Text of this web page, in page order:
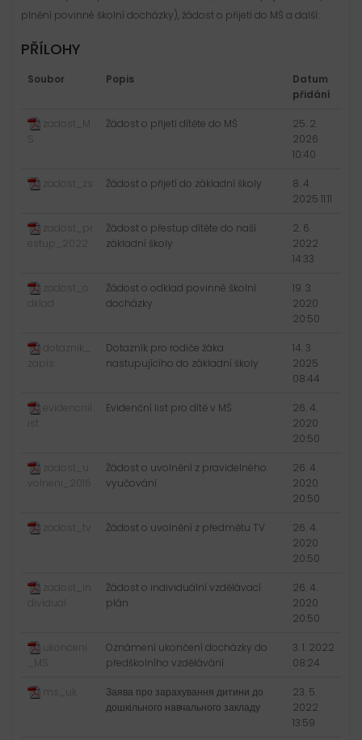
plnění povinné školní docházky), žádost o přijetí do MŠ a další:
PŘÍLOHY
Soubor Popis
Datum
přidání
zadost_M
Žádost o přijetí dítěte do MŠ
25. 2.
2026
10:40
zadost_zs Žádost o přijetí do základní školy
8. 4.
2025 11:11
zadost_pr
estup_2022
Žádost o přestup dítěte do naší
základní školy
2. 6.
2022
14:33
zadost_o
dklad
Žádost o odklad povinné školní
docházky
19. 3.
2020
20:50
dotaznik_
zapis
Dotazník pro rodiče žáka
nastupujícího do základní školy
14. 3.
2025
08:44
evidencnil
ist
Evidenční list pro dítě v MŠ
26. 4.
2020
20:50
zadost_u
volneni_2016
Žádost o uvolnění z pravidelného
vyučování
26. 4.
2020
20:50
zadost_tv Žádost o uvolnění z předmětu TV
26. 4.
2020
20:50
zadost_in
dividual
Žádost o individuální vzdělávací
plán
26. 4.
2020
20:50
ukonceni
_MS
Oznámení ukončení docházky do
předškolního vzdělávání
3. 1. 2022
08:24
ms_uk
Заява про зарахування дитини до
дошкільного навчального закладу
23. 5.
2022
13:59